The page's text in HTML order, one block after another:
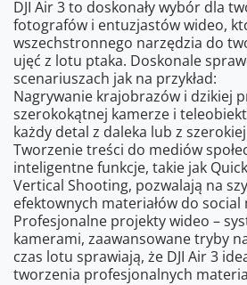
DJI Air 3 to doskonały wybór dla
fotografów i entuzjastów wideo,
wszechstronnego narzędzia do
ujęć z lotu ptaka. Doskonale
scenariuszach jak na przykład:
Nagrywanie krajobrazów i dzikiej
szerokokątnej kamerze i
każdy detal z daleka lub z
Tworzenie treści do mediów
inteligentne funkcje, takie jak
Vertical Shooting, pozwalają na
efektownych materiałów do social
Profesjonalne projekty wideo –
kamerami, zaawansowane tryby
czas lotu sprawiają, że DJI Air 3
tworzenia profesjonalnych